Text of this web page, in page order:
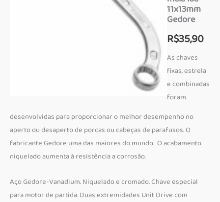
11x13mm
Gedore
R$35,90
As chaves
fixas, estrela
e combinadas
foram
desenvolvidas para proporcionar o melhor desempenho no
aperto ou desaperto de porcas ou cabeças de parafusos. O
fabricante Gedore uma das maiores do mundo. O acabamento
niquelado aumenta à resistência a corrosão.
Aço Gedore-Vanadium. Niquelado e cromado. Chave especial
para motor de partida. Duas extremidades Unit Drive com